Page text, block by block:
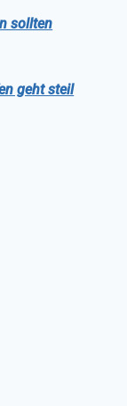
sollten
geht steil